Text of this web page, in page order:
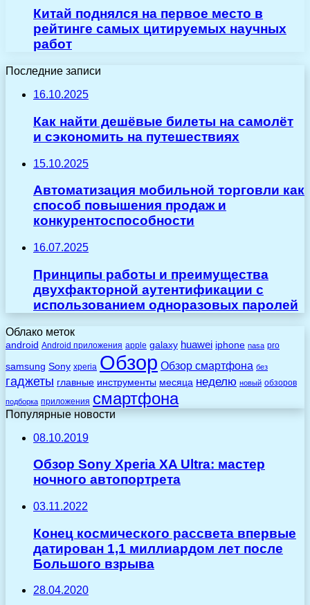
Китай поднялся на первое место в
рейтинге самых цитируемых научных
работ
Последние записи
16.10.2025
Как найти дешёвые билеты на самолёт
и сэкономить на путешествиях
15.10.2025
Автоматизация мобильной торговли как
способ повышения продаж и
конкурентоспособности
16.07.2025
Принципы работы и преимущества
двухфакторной аутентификации с
использованием одноразовых паролей
Облако меток
android Android приложения apple galaxy huawei iphone nasa pro
samsung Sony xperia Обзор Обзор смартфона без
гаджеты главные инструменты месяца неделю новый обзоров
подборка приложения смартфона
Популярные новости
08.10.2019
Обзор Sony Xperia XA Ultra: мастер
ночного автопортрета
03.11.2022
Конец космического рассвета впервые
датирован 1,1 миллиардом лет после
Большого взрыва
28.04.2020